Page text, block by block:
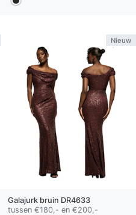
Nieuw
Galajurk bruin DR4633
tussen €180,- en €200,-